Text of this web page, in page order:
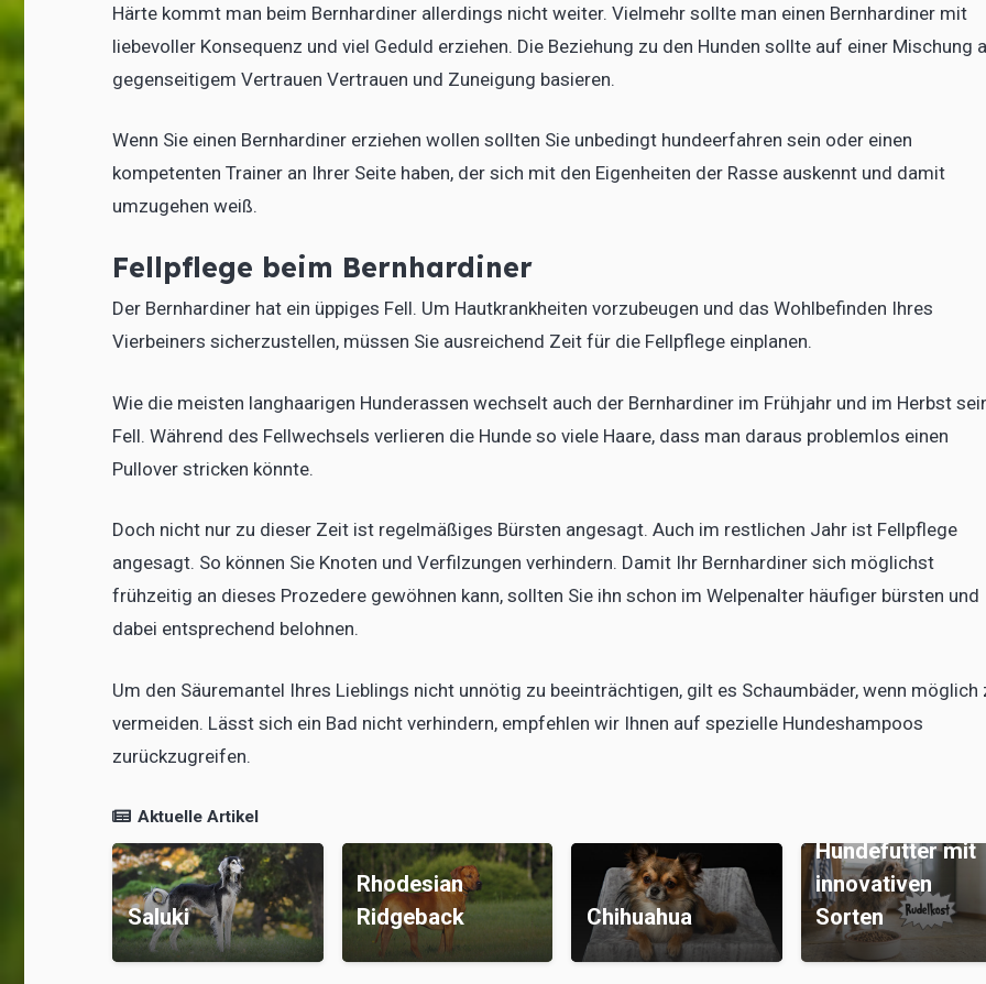
Härte kommt man beim Bernhardiner allerdings nicht weiter. Vielmehr sollte man einen Bernhardiner mit
liebevoller Konsequenz und viel Geduld erziehen. Die Beziehung zu den Hunden sollte auf einer Mischung
gegenseitigem Vertrauen Vertrauen und Zuneigung basieren.
Wenn Sie einen Bernhardiner erziehen wollen sollten Sie unbedingt hundeerfahren sein oder einen
kompetenten Trainer an Ihrer Seite haben, der sich mit den Eigenheiten der Rasse auskennt und damit
umzugehen weiß.
Fellpflege beim Bernhardiner
Der Bernhardiner hat ein üppiges Fell. Um Hautkrankheiten vorzubeugen und das Wohlbefinden Ihres
Vierbeiners sicherzustellen, müssen Sie ausreichend Zeit für die Fellpflege einplanen.
Wie die meisten langhaarigen Hunderassen wechselt auch der Bernhardiner im Frühjahr und im Herbst
Fell. Während des Fellwechsels verlieren die Hunde so viele Haare, dass man daraus problemlos einen
Pullover stricken könnte.
Doch nicht nur zu dieser Zeit ist regelmäßiges Bürsten angesagt. Auch im restlichen Jahr ist Fellpflege
angesagt. So können Sie Knoten und Verfilzungen verhindern. Damit Ihr Bernhardiner sich möglichst
frühzeitig an dieses Prozedere gewöhnen kann, sollten Sie ihn schon im Welpenalter häufiger bürsten und
dabei entsprechend belohnen.
Um den Säuremantel Ihres Lieblings nicht unnötig zu beeinträchtigen, gilt es Schaumbäder, wenn möglich
vermeiden. Lässt sich ein Bad nicht verhindern, empfehlen wir Ihnen auf spezielle Hundeshampoos
zurückzugreifen.
Aktuelle Artikel
Saluki
Rhodesian
Ridgeback
Chihuahua
Hundefutter mit
innovativen
Sorten